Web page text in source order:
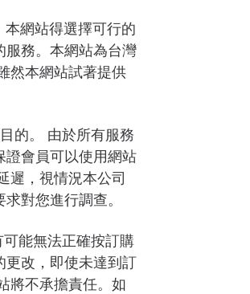
網站得選擇可行的
服務。本網站為台灣
然本網站試著提供
的。 由於所有服務
證會員可以使用網站
遲，視情況本公司
對您進行調查。
能無法正確按訂購
更改，即使未達到訂
將不承擔責任。如